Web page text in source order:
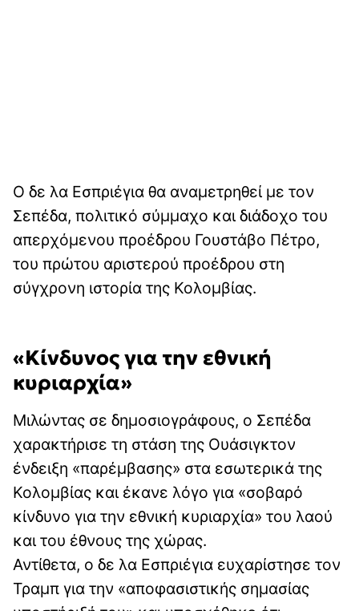
Ο δε λα Εσπριέγια θα αναμετρηθεί με τον
Σεπέδα, πολιτικό σύμμαχο και διάδοχο του
απερχόμενου προέδρου Γουστάβο Πέτρο,
του πρώτου αριστερού προέδρου στη
σύγχρονη ιστορία της Κολομβίας.
«Κίνδυνος για την εθνική
κυριαρχία»
Μιλώντας σε δημοσιογράφους, ο Σεπέδα
χαρακτήρισε τη στάση της Ουάσιγκτον
ένδειξη «παρέμβασης» στα εσωτερικά της
Κολομβίας και έκανε λόγο για «σοβαρό
κίνδυνο για την εθνική κυριαρχία» του λαού
και του έθνους της χώρας.
Αντίθετα, ο δε λα Εσπριέγια ευχαρίστησε τον
Τραμπ για την «αποφασιστικής σημασίας